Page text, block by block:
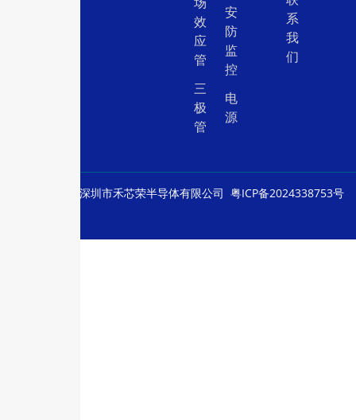
效
应
管
三
极
管
安
防
监
控
电
源
系
我
们
深圳市禾芯荣半导体有限公司 粤ICP备2024338753号